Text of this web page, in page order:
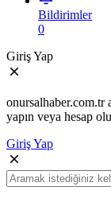
Bildirimler
0
Giriş Yap
onursalhaber.com.tr
yapın veya hesap
Giriş Yap